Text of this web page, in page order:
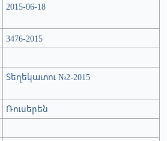
2015-06-18
3476-2015
Տեղեկատու №2-2015
Ռուսերեն